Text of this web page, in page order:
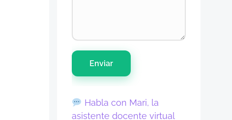
Enviar
Habla con Mari, la
asistente docente virtual